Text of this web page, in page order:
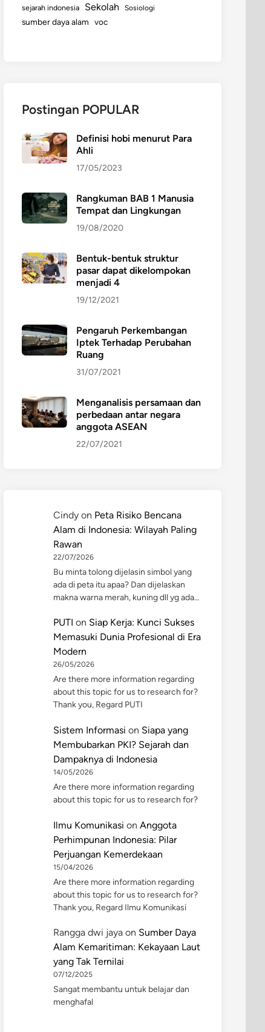
sejarah indonesia Sekolah Sosiologi
sumber daya alam voc
Postingan POPULAR
Definisi hobi menurut Para
Ahli
17/05/2023
Rangkuman BAB 1 Manusia
Tempat dan Lingkungan
19/08/2020
Bentuk-bentuk struktur
pasar dapat dikelompokan
menjadi 4
19/12/2021
Pengaruh Perkembangan
Iptek Terhadap Perubahan
Ruang
31/07/2021
Menganalisis persamaan dan
perbedaan antar negara
anggota ASEAN
22/07/2021
Cindy on Peta Risiko Bencana
Alam di Indonesia: Wilayah Paling
Rawan
22/07/2026
Bu minta tolong dijelasin simbol yang
ada di peta itu apaa? Dan dijelaskan
makna warna merah, kuning dll yg ada…
PUTI on Siap Kerja: Kunci Sukses
Memasuki Dunia Profesional di Era
Modern
26/05/2026
Are there more information regarding
about this topic for us to research for?
Thank you, Regard PUTI
Sistem Informasi on Siapa yang
Membubarkan PKI? Sejarah dan
Dampaknya di Indonesia
14/05/2026
Are there more information regarding
about this topic for us to research for?
Ilmu Komunikasi on Anggota
Perhimpunan Indonesia: Pilar
Perjuangan Kemerdekaan
15/04/2026
Are there more information regarding
about this topic for us to research for?
Thank you, Regard Ilmu Komunikasi
Rangga dwi jaya on Sumber Daya
Alam Kemaritiman: Kekayaan Laut
yang Tak Ternilai
07/12/2025
Sangat membantu untuk belajar dan
menghafal